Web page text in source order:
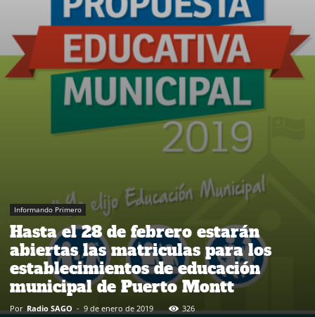
Informando Primero
Hasta el 28 de febrero estarán
abiertas las matriculas para los
establecimientos de educación
municipal de Puerto Montt
Por Radio SAGO - 9 de enero de 2019 326